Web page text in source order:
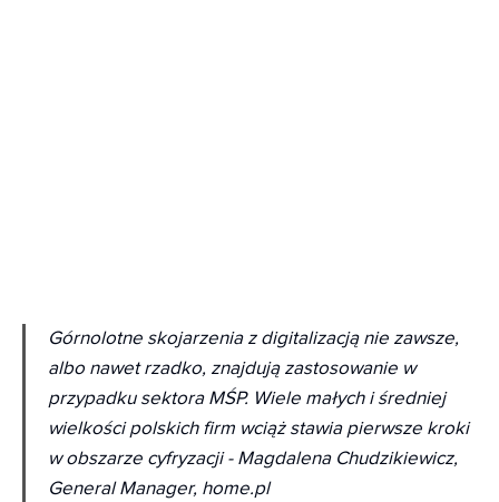
Górnolotne skojarzenia z digitalizacją nie zawsze,
albo nawet rzadko, znajdują zastosowanie w
przypadku sektora MŚP. Wiele małych i średniej
wielkości polskich firm wciąż stawia pierwsze kroki
w obszarze cyfryzacji -Magdalena Chudzikiewicz,
General Manager, home.pl